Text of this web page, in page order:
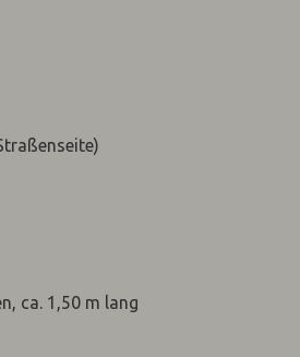
ca. 1,50 m lang